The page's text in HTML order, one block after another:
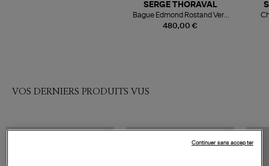
480,00 €
SERGE THORAVAL
Bague Edmond Rostand Vers
Argent
VOS DERNIERS PRODUITS VUS
Continuer sans accepter